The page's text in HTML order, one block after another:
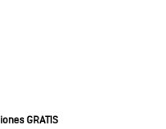
GRATIS